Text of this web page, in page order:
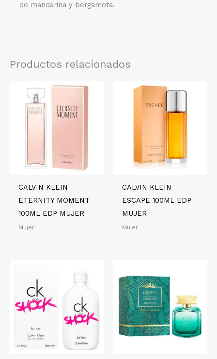
de mandarina y bergamota.
Productos relacionados
CALVIN KLEIN
ETERNITY MOMENT
100ML EDP MUJER
Mujer
CALVIN KLEIN
ESCAPE 100ML EDP
MUJER
Mujer